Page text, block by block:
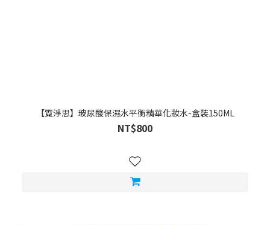
【霓淨思】玻尿酸保濕水平衡精華化妝水-盒裝150ML
NT$800